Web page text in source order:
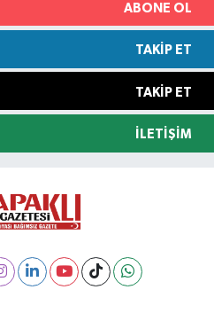
ABONE OL
TAKIP ET
TAKIP ET
İLETIŞIM